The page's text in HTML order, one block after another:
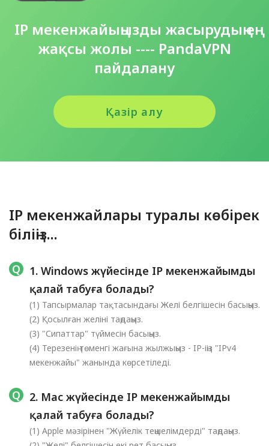
IP мекенжайыңызды жасырудың ең
жақсы жолы ---- PandaVPN
пайдалану
Қазір алу
IP мекенжайлары туралы көбірек
біліңіз...
1. Windows жүйесінде IP мекенжайымды
қалай табуға болады?
(1) Тапсырмалар тақтасындағы Желі белгішесін басыңыз.
(2) Қосылған желіні таңдаңыз.
(3) "Сипаттар" түймесін басыңыз.
(4) Терезенің төменгі жағына жылжыңыз - IP-іңіз "IPv4
мекенжайы" жанында көрсетіледі.
2. Mac жүйесінде IP мекенжайымды
қалай табуға болады?
(1) Apple мәзірінен "Жүйелік теңшелімдерді" таңдаңыз.